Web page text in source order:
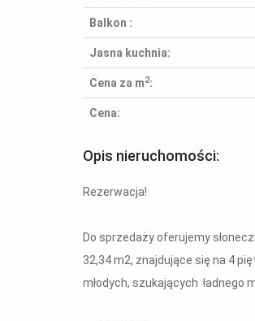
Balkon :
Jasna kuchnia:
Cena za m2:
Cena:
Opis nieruchomości:
Rezerwacja!
Do sprzedaży oferujemy
32,34 m2, znajdujące się na 4
młodych, szukających ładnego